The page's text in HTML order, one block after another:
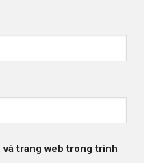
và trang web trong trình